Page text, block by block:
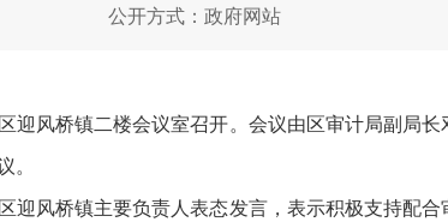
公开方式：政府网站
风桥镇二楼会议室召开。会议由区审计局副局长
风桥镇主要负责人表态发言，表示积极支持配合